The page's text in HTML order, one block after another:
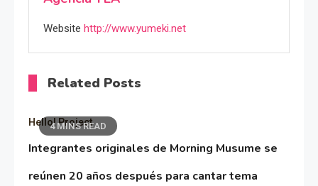
Website http://www.yumeki.net
Related Posts
4 MINS READ
Hello! Project
Integrantes originales de Morning Musume se
reúnen 20 años después para cantar tema